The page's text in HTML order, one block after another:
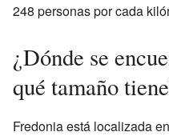
248 personas por cada
¿Dónde se
qué tamaño
Fredonia está localizada